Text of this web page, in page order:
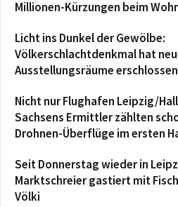
Millionen-Kürzungen beim
Licht ins Dunkel der Gewölbe:
Völkerschlachtdenkmal hat
Ausstellungsräume erschlossen
Nicht nur Flughafen Leipzig/
Sachsens Ermittler zählten
Drohnen-Überflüge im ersten
Seit Donnerstag wieder in
Marktschreier gastiert mit
Völki